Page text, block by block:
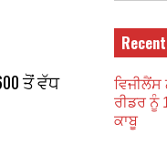
ਤੋਂ ਵੱਧ
ਰੀਡਰ ਨੂੰ
ਕਾਬੂ